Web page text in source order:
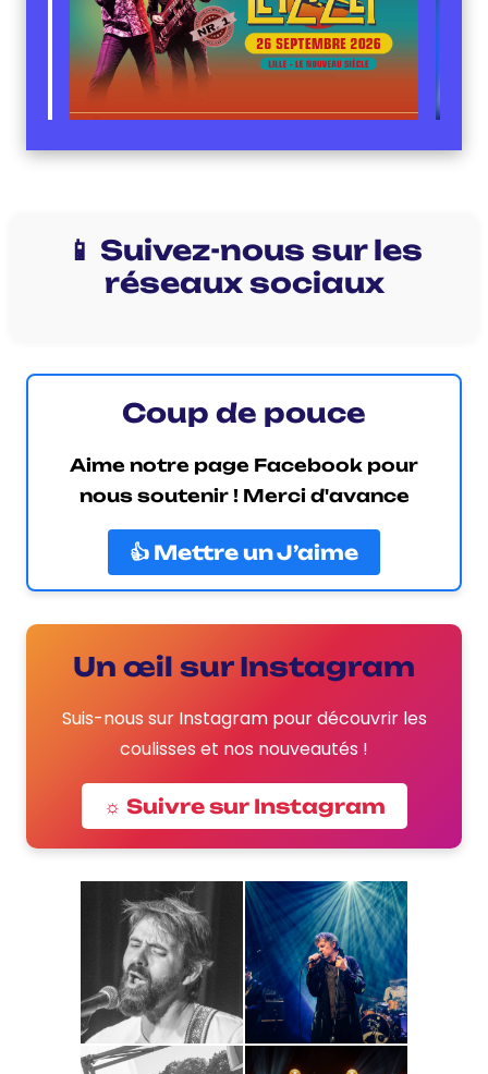
📱 Suivez-nous sur les
réseaux sociaux
Coup de pouce
Aime notre page Facebook pour
nous soutenir ! Merci d'avance
👍 Mettre un J’aime
Un œil sur Instagram
Suis-nous sur Instagram pour découvrir les
coulisses et nos nouveautés !
☼ Suivre sur Instagram